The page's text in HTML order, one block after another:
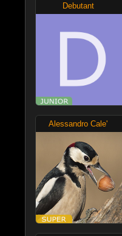
Debutant
Alessandro Cale'